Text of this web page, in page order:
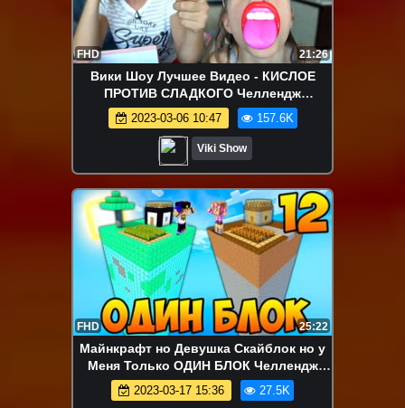
FHD 21:26
Вики Шоу Лучшее Видео - КИСЛОЕ
ПРОТИВ СЛАДКОГО Челлендж
ИНТУИЦИЯ Выбери Сладость Mystery
Box Switch-Up Challenge / Вики Шоу
2023-03-06 10:47 157.6K
Viki Show
FHD 25:22
Майнкрафт но Девушка Скайблок но у
Меня Только ОДИН БЛОК Челлендж
НУБ И ПРО ВИДЕО ТРОЛЛИНГ
MINECRAFT
2023-03-17 15:36 27.5K